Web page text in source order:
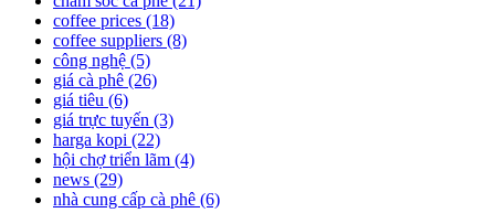
coffee prices (18)
coffee suppliers (8)
công nghệ (5)
giá cà phê (26)
giá tiêu (6)
giá trực tuyến (3)
harga kopi (22)
hội chợ triển lãm (4)
news (29)
nhà cung cấp cà phê (6)